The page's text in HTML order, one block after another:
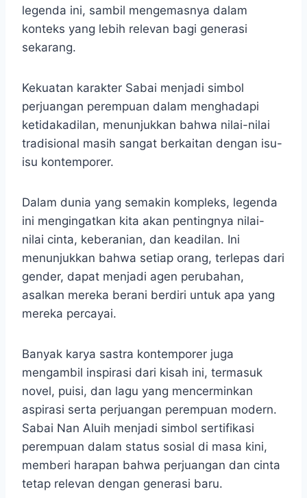
legenda ini, sambil mengemasnya dalam
konteks yang lebih relevan bagi generasi
sekarang.
Kekuatan karakter Sabai menjadi simbol
perjuangan perempuan dalam menghadapi
ketidakadilan, menunjukkan bahwa nilai-nilai
tradisional masih sangat berkaitan dengan isu-
isu kontemporer.
Dalam dunia yang semakin kompleks, legenda
ini mengingatkan kita akan pentingnya nilai-
nilai cinta, keberanian, dan keadilan. Ini
menunjukkan bahwa setiap orang, terlepas dari
gender, dapat menjadi agen perubahan,
asalkan mereka berani berdiri untuk apa yang
mereka percayai.
Banyak karya sastra kontemporer juga
mengambil inspirasi dari kisah ini, termasuk
novel, puisi, dan lagu yang mencerminkan
aspirasi serta perjuangan perempuan modern.
Sabai Nan Aluih menjadi simbol sertifikasi
perempuan dalam status sosial di masa kini,
memberi harapan bahwa perjuangan dan cinta
tetap relevan dengan generasi baru.